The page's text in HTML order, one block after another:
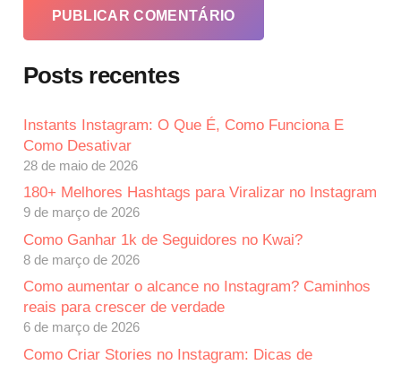
PUBLICAR COMENTÁRIO
Posts recentes
Instants Instagram: O Que É, Como Funciona E
Como Desativar
28 de maio de 2026
180+ Melhores Hashtags para Viralizar no Instagram
9 de março de 2026
Como Ganhar 1k de Seguidores no Kwai?
8 de março de 2026
Como aumentar o alcance no Instagram? Caminhos
reais para crescer de verdade
6 de março de 2026
Como Criar Stories no Instagram: Dicas de